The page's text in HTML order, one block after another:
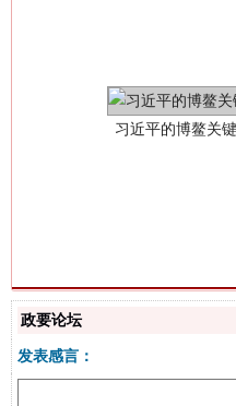
“刷贴”乱象丛生
政要论坛
发表感言：